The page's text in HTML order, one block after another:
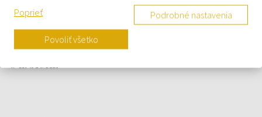
Osvetlenie displeja
Budík
Poprieť Podrobné nastavenia
Povoliť všetko